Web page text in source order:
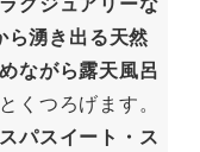
湧き出る天然
ながら露天風呂
くつろげます。
パスイート・ス